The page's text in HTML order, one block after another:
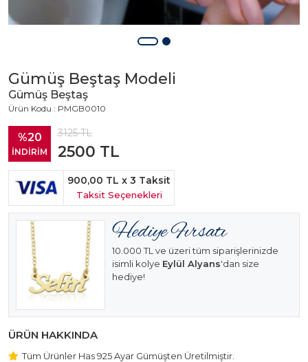
Gümüş Beştaş Modeli
Gümüş Beştaş
Ürün Kodu : PMGB0010
%20
İNDİRİM
3125TL
2500 TL
900,00 TL x 3 Taksit
Taksit Seçenekleri
10.000 TL ve üzeri tüm siparişlerinizde
isimli kolye Eylül Alyans'dan size
hediye!
ÜRÜN HAKKINDA
Tüm Ürünler Has 925 Ayar Gümüşten Üretilmiştir.